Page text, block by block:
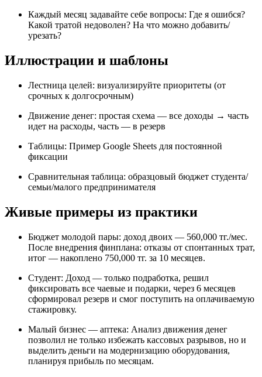
Каждый месяц задавайте себе вопросы: Где я ошибся?
Какой тратой недоволен? На что можно добавить/
урезать?
Иллюстрации и шаблоны
Лестница целей: визуализируйте приоритеты (от
срочных к долгосрочным)
Движение денег: простая схема — все доходы → часть
идет на расходы, часть — в резерв
Таблицы: Пример Google Sheets для постоянной
фиксации
Сравнительная таблица: образцовый бюджет студента/
семьи/малого предпринимателя
Живые примеры из практики
Бюджет молодой пары: доход двоих — 560,000 тг./мес.
После внедрения финплана: отказы от спонтанных трат,
итог — накоплено 750,000 тг. за 10 месяцев.
Студент: Доход — только подработка, решил
фиксировать все чаевые и подарки, через 6 месяцев
сформировал резерв и смог поступить на оплачиваемую
стажировку.
Малый бизнес — аптека: Анализ движения денег
позволил не только избежать кассовых разрывов, но и
выделить деньги на модернизацию оборудования,
планируя прибыль по месяцам.